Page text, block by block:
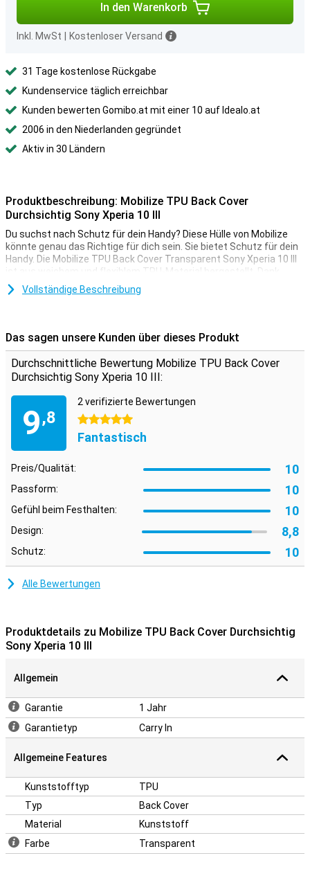
In den Warenkorb
Inkl. MwSt Kostenloser Versand
31 Tage kostenlose Rückgabe
Kundenservice täglich erreichbar
Kunden bewerten Gomibo.at mit einer 10 auf Idealo.at
2006 in den Niederlanden gegründet
Aktiv in 30 Ländern
Produktbeschreibung: Mobilize TPU Back Cover
Durchsichtig Sony Xperia 10 III
Du suchst nach Schutz für dein Handy? Diese Hülle von Mobilize
könnte genau das Richtige für dich sein. Sie bietet Schutz für dein
Handy. Die Mobilize TPU Back Cover Transparent Sony Xperia 10 III
ist aus weichem und flexiblem TPU-Material hergestellt. Dank
dieses Materials passt sich die Hülle perfekt an dein Gerät an.
Außerdem verhindert diese TPU-Hülle Kratzer und Dellen,
Diese Hülle schützt dein Handy vor Kratzern und Dellen. So sieht
dein Smartphone immer gut aus. Die Hülle sieht nicht nur schick
aus, sondern schützt auch dein Handy.
Vollständige Beschreibung
Das sagen unsere Kunden über dieses Produkt
Durchschnittliche Bewertung Mobilize TPU Back Cover
Durchsichtig Sony Xperia 10 III:
9,8
2 verifizierte Bewertungen
5 Sterne
Fantastisch
Preis/Qualität: 10
Passform: 10
Gefühl beim Festhalten: 10
Design: 8,8
Schutz: 10
Alle Bewertungen
Produktdetails zu Mobilize TPU Back Cover Durchsichtig
Sony Xperia 10 III
Allgemein
Garantie
1 Jahr
Garantietyp
Carry In
Allgemeine Features
Kunststofftyp
TPU
Typ
Back Cover
Material
Kunststoff
Farbe
Transparent